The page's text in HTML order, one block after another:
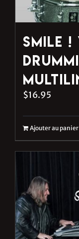
Smile !
$16.95
Ajouter au panier